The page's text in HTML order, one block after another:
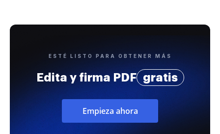
ESTÉ LISTO PARA OBTENER MÁS
Edita y firma PDF gratis
Empieza ahora